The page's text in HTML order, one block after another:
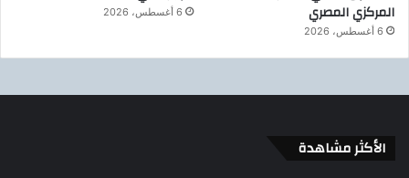
المركزي المصري
6 أغسطس، 2026
6 أغسطس، 2026
الأكثر مشاهدة